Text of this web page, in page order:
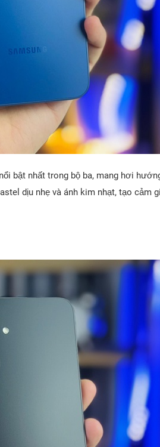
bật nhất trong bộ ba, mang hơi
dịu nhẹ và ánh kim nhạt, tạo cảm